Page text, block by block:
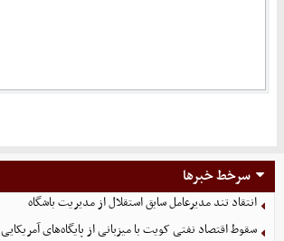
سرخط خبرها
انتقاد تند مدیرعامل سابق استقلال از مدیریت باشگاه
سقوط اقتصاد نفتی کویت با میزبانی از پایگاه‌های آمریکایی